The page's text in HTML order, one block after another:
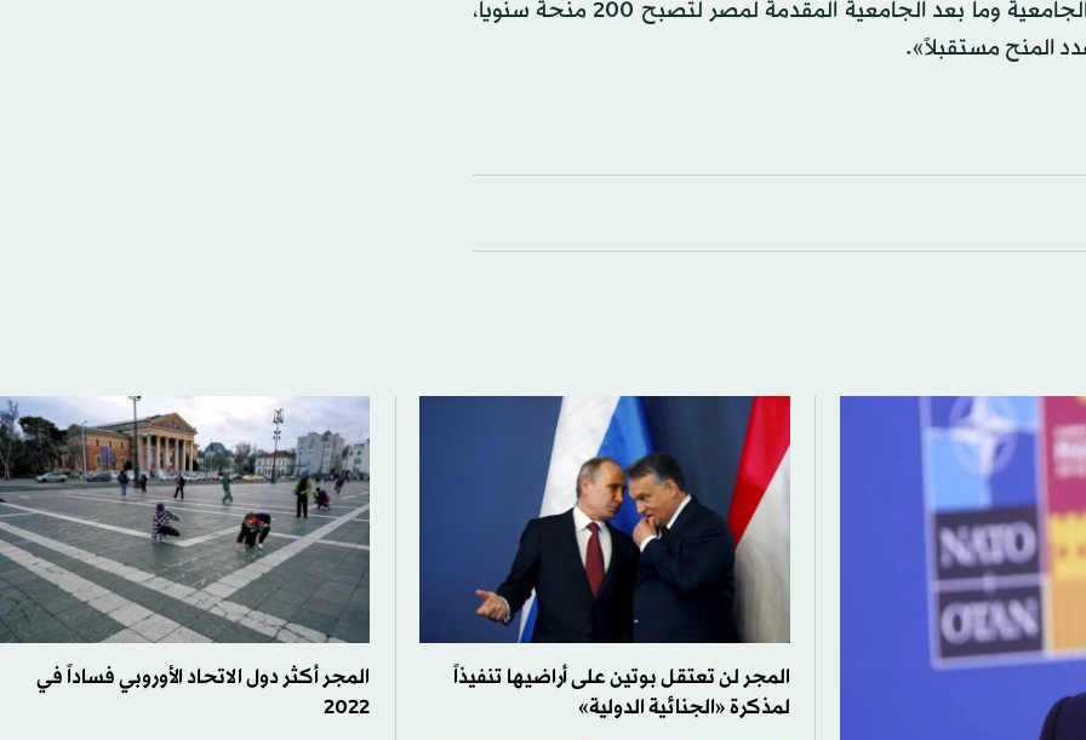
أشار إلى قرار السلطات المجرية زيادة عدد المنح الدراسية الجامعية وما بعد الجامعية المقدمة لمصر لتصبح 200 منحة سنوياً،
المنح مستقبلاً».
المجر لن تعتقل بوتين على أراضيها تنفيذاً
لمذكرة «الجنائية الدولية»
المجر أكثر دول الاتحاد الأوروبي فساداً في
2022